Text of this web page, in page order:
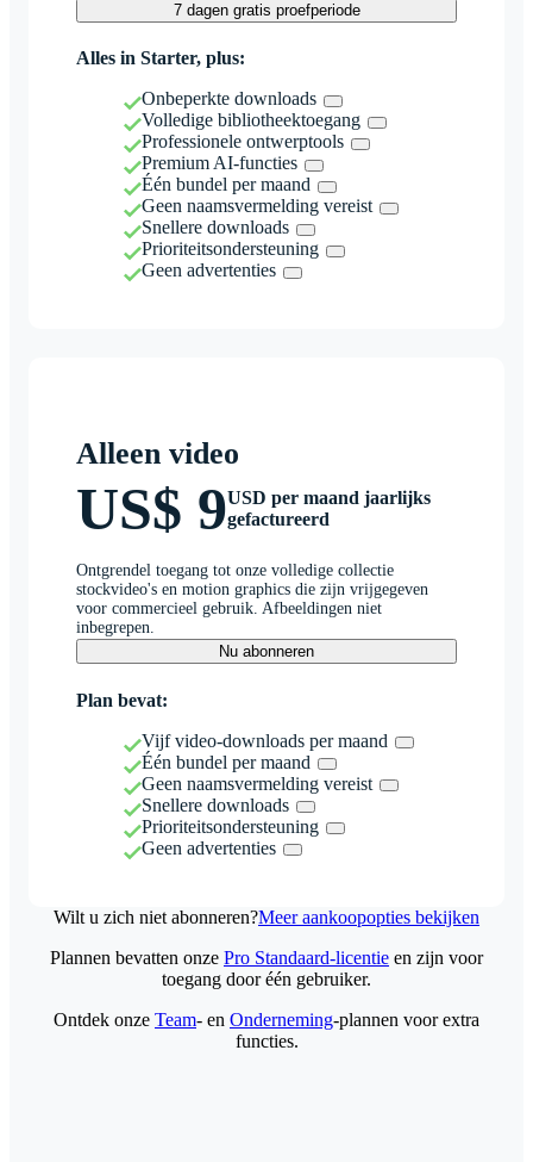
7 dagen gratis proefperiode
Alles in Starter, plus:
Onbeperkte downloads
Volledige bibliotheektoegang
Professionele ontwerptools
Premium AI-functies
Één bundel per maand
Geen naamsvermelding vereist
Snellere downloads
Prioriteitsondersteuning
Geen advertenties
Alleen video
US$ 9USD per maand jaarlijks
gefactureerd
Ontgrendel toegang tot onze volledige collectie
stockvideo's en motion graphics die zijn vrijgegeven
voor commercieel gebruik. Afbeeldingen niet
inbegrepen.
Nu abonneren
Plan bevat:
Vijf video-downloads per maand
Één bundel per maand
Geen naamsvermelding vereist
Snellere downloads
Prioriteitsondersteuning
Geen advertenties
Wilt u zich niet abonneren?Meer aankoopopties bekijken
Plannen bevatten onze Pro Standaard-licentie en zijn voor
toegang door één gebruiker.
Ontdek onze Team- en Onderneming-plannen voor extra
functies.